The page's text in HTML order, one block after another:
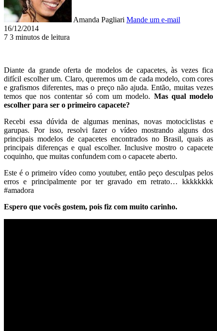
Amanda Pagliari Mande um e-mail
16/12/2014
7 3 minutos de leitura
Diante da grande oferta de modelos de capacetes, às vezes fica
difícil escolher um. Claro, queremos um de cada modelo, com cores
e grafismos diferentes, mas o preço não ajuda. Então, muitas vezes
temos que nos contentar só com um modelo. Mas qual modelo
escolher para ser o primeiro capacete?
Recebi essa dúvida de algumas meninas, novas motociclistas e
garupas. Por isso, resolvi fazer o vídeo mostrando alguns dos
principais modelos de capacetes encontrados no Brasil, quais as
principais diferenças e qual escolher. Inclusive mostro o capacete
coquinho, que muitas confundem com o capacete aberto.
Este é o primeiro vídeo como youtuber, então peço desculpas pelos
erros e principalmente por ter gravado em retrato… kkkkkkkk
#amadora
Espero que vocês gostem, pois fiz com muito carinho.